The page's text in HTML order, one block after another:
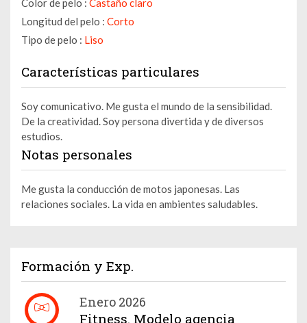
Color de pelo : Castaño claro
Longitud del pelo : Corto
Tipo de pelo : Liso
Características particulares
Soy comunicativo. Me gusta el mundo de la sensibilidad.
De la creatividad. Soy persona divertida y de diversos
estudios.
Notas personales
Me gusta la conducción de motos japonesas. Las
relaciones sociales. La vida en ambientes saludables.
Formación y Exp.
Enero 2026
Fitness. Modelo agencia